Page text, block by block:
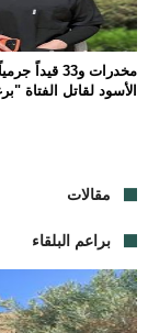
مخدرات و33
الأسود لقاتل الفتاة
مقالات
براعم البلقاء